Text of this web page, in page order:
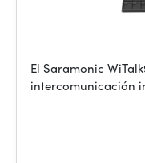
El Saramonic
intercomunicación